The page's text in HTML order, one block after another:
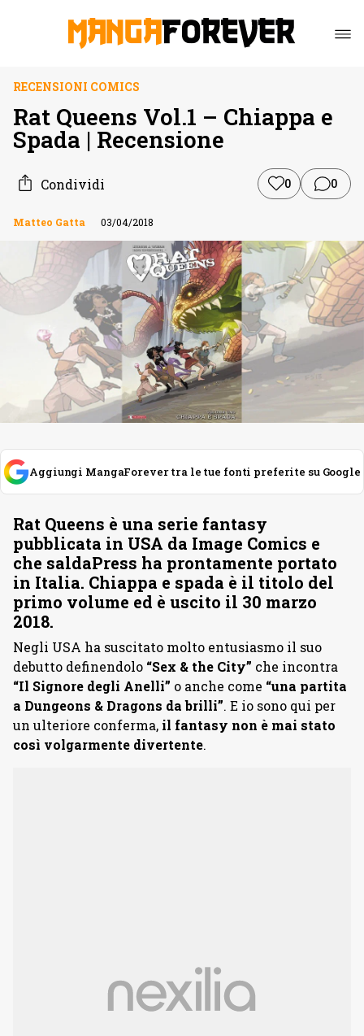
RECENSIONI COMICS
Rat Queens Vol.1 – Chiappa e
Spada | Recensione
Condividi 0 0
Matteo Gatta 03/04/2018
Aggiungi MangaForever tra le tue fonti preferite su Google
Rat Queens è una serie fantasy
pubblicata in USA da Image Comics e
che saldaPress ha prontamente portato
in Italia. Chiappa e spada è il titolo del
primo volume ed è uscito il 30 marzo
2018.
Negli USA ha suscitato molto entusiasmo il suo
debutto definendolo “Sex & the City” che incontra
“Il Signore degli Anelli” o anche come “una partita
a Dungeons & Dragons da brilli”. E io sono qui per
un ulteriore conferma, il fantasy non è mai stato
così volgarmente divertente.